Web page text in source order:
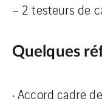
– 2 testeurs de
Quelques
• Accord cadre